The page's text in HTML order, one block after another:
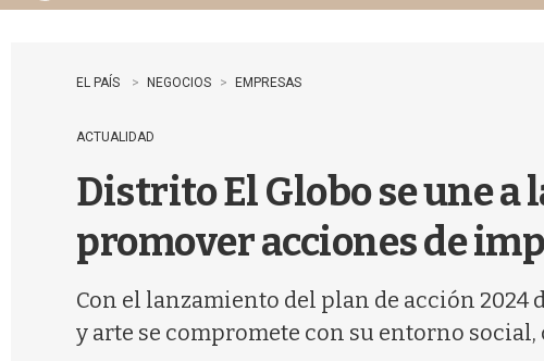
EL PAÍS NEGOCIOS EMPRESAS
ACTUALIDAD
Distrito El Globo se une a
promover acciones de
Con el lanzamiento del plan de acción
y arte se compromete con su entorno